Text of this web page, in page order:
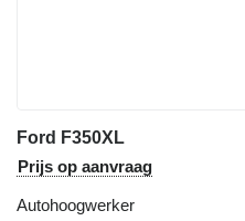
Ford F350XL
Prijs op aanvraag
Autohoogwerker